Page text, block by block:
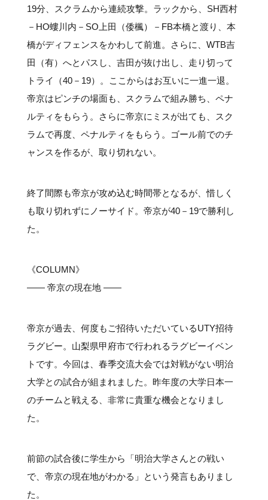
19分、スクラムから連続攻撃。ラックから、SH西村
－HO螻川内－SO上田（倭楓）－FB本橋と渡り、本
橋がディフェンスをかわして前進。さらに、WTB吉
田（有）へとパスし、吉田が抜け出し、走り切って
トライ（40－19）。ここからはお互いに一進一退。
帝京はピンチの場面も、スクラムで組み勝ち、ペナ
ルティをもらう。さらに帝京にミスが出ても、スク
ラムで再度、ペナルティをもらう。ゴール前でのチ
ャンスを作るが、取り切れない。
終了間際も帝京が攻め込む時間帯となるが、惜しく
も取り切れずにノーサイド。帝京が40－19で勝利し
た。
《COLUMN》
―― 帝京の現在地 ――
帝京が過去、何度もご招待いただいているUTY招待
ラグビー。山梨県甲府市で行われるラグビーイベン
トです。今回は、春季交流大会では対戦がない明治
大学との試合が組まれました。昨年度の大学日本一
のチームと戦える、非常に貴重な機会となりまし
た。
前節の試合後に学生から「明治大学さんとの戦い
で、帝京の現在地がわかる」という発言もありまし
た。